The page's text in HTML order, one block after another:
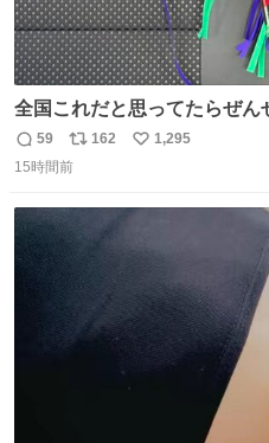
全国これだと思ってたらぜんぜん違
島
返
信
59
リ
ポ
162
い
1,295
15時間前